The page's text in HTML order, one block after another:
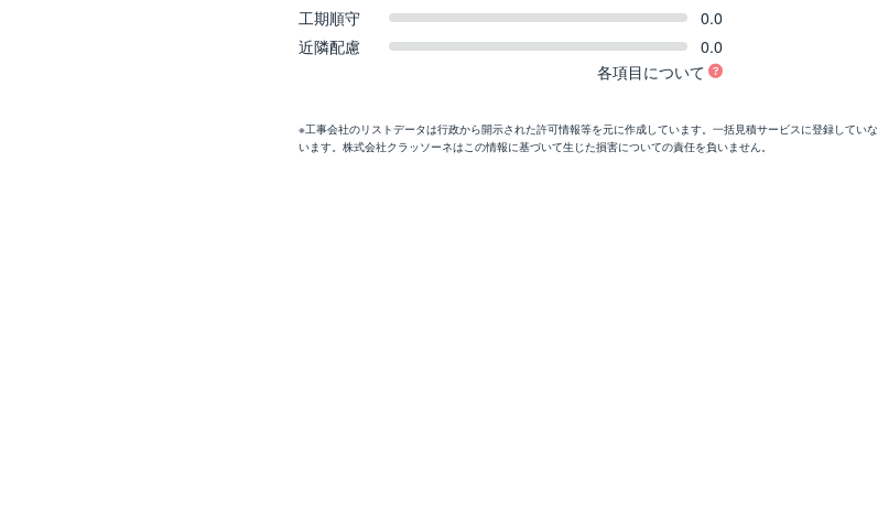
工期順守
0.0
近隣配慮
0.0
各項目について
※工事会社のリストデータは行政から開示された許可情報等を元に作成しています。一括見積サービスに登録してい
います。株式会社クラッソーネはこの情報に基づいて生じた損害についての責任を負いません。